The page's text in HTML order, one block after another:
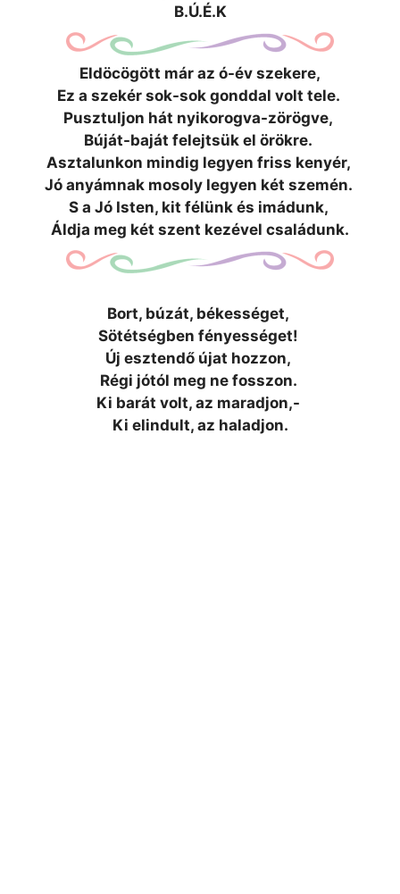
B.Ú.É.K
Eldöcögött már az ó-év szekere,
Ez a szekér sok-sok gonddal volt tele.
Pusztuljon hát nyikorogva-zörögve,
Búját-baját felejtsük el örökre.
Asztalunkon mindig legyen friss kenyér,
Jó anyámnak mosoly legyen két szemén.
S a Jó Isten, kit félünk és imádunk,
Áldja meg két szent kezével családunk.
Bort, búzát, békességet,
Sötétségben fényességet!
Új esztendő újat hozzon,
Régi jótól meg ne fosszon.
Ki barát volt, az maradjon,-
Ki elindult, az haladjon.